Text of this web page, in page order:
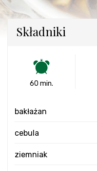
Składniki
60 min.
bakłażan
cebula
ziemniak